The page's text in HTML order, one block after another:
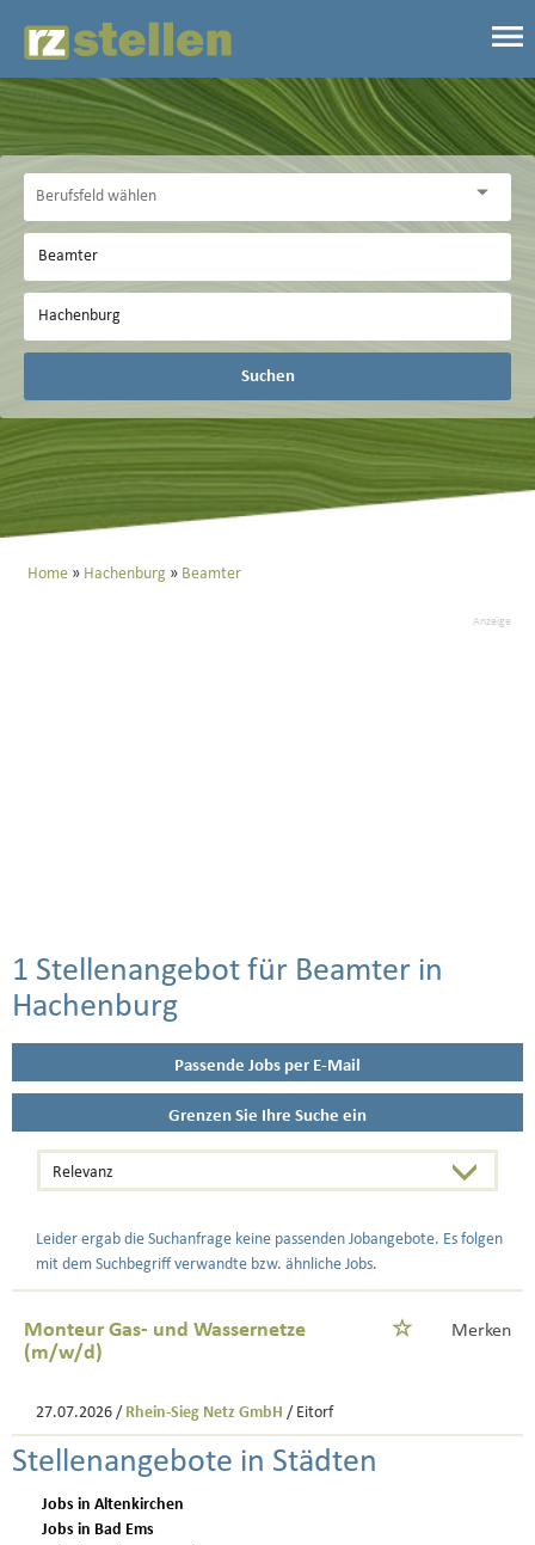
Suchen
Home Hachenburg Beamter
Anzeige
1 Stellenangebot für Beamter in
Hachenburg
Passende Jobs per E-Mail
Grenzen Sie Ihre Suche ein
Leider ergab die Suchanfrage keine passenden Jobangebote. Es folgen
mit dem Suchbegriff verwandte bzw. ähnliche Jobs.
Monteur Gas- und Wassernetze
(m/w/d)
Merken
27.07.2026 / Rhein-Sieg Netz GmbH / Eitorf
Stellenangebote in Städten
Jobs in Altenkirchen
Jobs in Bad Ems